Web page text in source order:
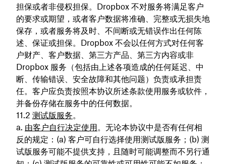
担保或者非侵权担保。Dropbox 不对服务将满足客户
的要求或期望，或者客户数据将准确、完整或无损失地
保存，或者服务将及时、不间断或无错误作出任何陈
述、保证或担保。Dropbox 不会以任何方式对任何客
户财产、客户数据、第三方产品、第三方内容或非
Dropbox 服务（包括由上述各项造成的任何延迟、中
断、传输错误、安全故障和其他问题）负责或承担责
任。客户应负责按照本协议所述条款使用服务或软件，
并备份存储在服务中的任何数据。
测试版服务。
由客户自行决定使用。无论本协议中是否有任何相
反的规定：(a) 客户可自行选择使用测试版服务；(b) 测
试版服务可能不提供支持，且随时可能调整而不另行通